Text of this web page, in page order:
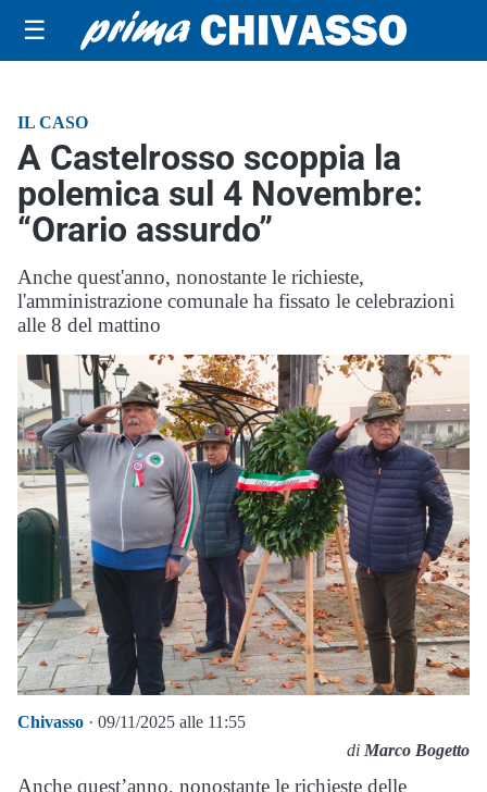
☰
IL CASO
A Castelrosso scoppia la
polemica sul 4 Novembre:
“Orario assurdo”
Anche quest'anno, nonostante le richieste,
l'amministrazione comunale ha fissato le celebrazioni
alle 8 del mattino
Chivasso · 09/11/2025 alle 11:55
di Marco Bogetto
Anche quest’anno, nonostante le richieste delle